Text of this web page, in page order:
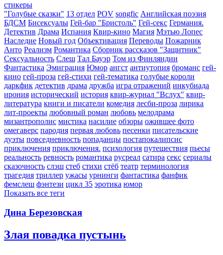
стикеры
"Голубые сказки" 13 отдел POV songfic Английская поэзия
БДСМ Бисексуалы Гей-бар "Бристоль" Гей-секс Германия.
Детектив Драма Испания Квир-кино Магия Мэтью Лопес
Наследие Новый год Объективация Переводы Пожарник
Анто Реализм Романтика Сборник рассказов "Защитник"
Сексуальность Слеш Тал Бауэр Том из Финляндии
Фантастика Эмиграция Юмор ангст антиутопия броманс гей-
кино гей-проза гей-стихи гей-тематика голубые короли
даркфик детектив драма дружба игра отражений инкубиада
ирония исторический история квир-журнал "Вслух" квир-
литература книги и писатели комедия лесби-проза лирика
лит-проекты любовный роман любовь мелодрама
мизантрополис мистика насилие обзоры ожившее фото
омегаверс пародия первая любовь песенки писательские
дуэты повседневность попаданцы постапокалипсис
приключения приключения. психология путешествия пьесы
реальность ревность романтика русреал сатира секс сериалы
сказочность слэш стеб стихи стёб театр терминология
трагедия триллер ужасы урнинги фантастика фанфик
фемслеш фэнтези цикл 35 эротика юмор
Показать все теги
Дина Березовская
Злая повадка пустынь